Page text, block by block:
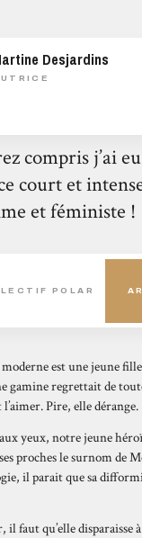
Desjardins
compris j’ai
court et
et féministe !
POLAR
est une jeune
gamine regrettait de
Pire, elle dérange.
yeux, notre jeune
proches le surnom de
il parait que sa
faut qu’elle disparaisse